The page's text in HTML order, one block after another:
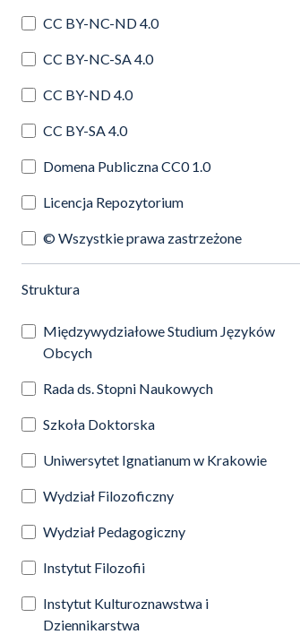
CC BY-NC-ND 4.0
CC BY-NC-SA 4.0
CC BY-ND 4.0
CC BY-SA 4.0
Domena Publiczna CC0 1.0
Licencja Repozytorium
© Wszystkie prawa zastrzeżone
Struktura(automatyczne przeładowanie treści)
Międzywydziałowe Studium Języków
Obcych
Rada ds. Stopni Naukowych
Szkoła Doktorska
Uniwersytet Ignatianum w Krakowie
Wydział Filozoficzny
Wydział Pedagogiczny
Instytut Filozofii
Instytut Kulturoznawstwa i
Dziennikarstwa